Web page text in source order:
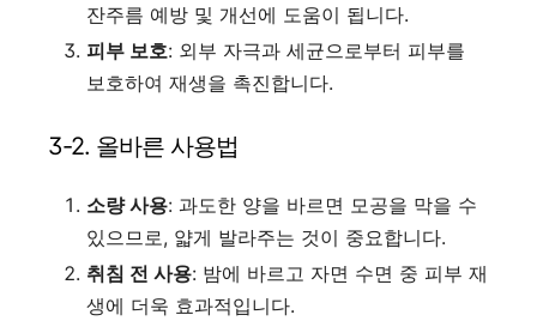
잔주름 예방 및 개선에 도움이 됩니다.
피부 보호: 외부 자극과 세균으로부터 피부를
보호하여 재생을 촉진합니다.
3-2. 올바른 사용법
소량 사용: 과도한 양을 바르면 모공을 막을 수
있으므로, 얇게 발라주는 것이 중요합니다.
취침 전 사용: 밤에 바르고 자면 수면 중 피부 재
생에 더욱 효과적입니다.